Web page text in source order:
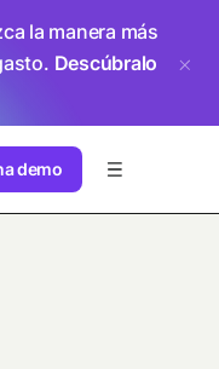
la manera más
Descúbralo
demo